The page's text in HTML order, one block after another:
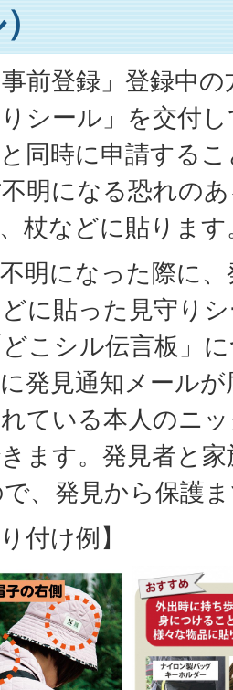
事前登録」登録中
シール」を交付
同時に申請する
明になる恐れの
杖などに貼ります
明になった際に
に貼った見守り
こシル伝言板」
発見通知メール
ている本人のニ
ます。発見者と
、発見から保護
付け例】